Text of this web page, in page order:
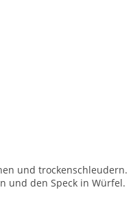
und trockenschleudern.
und den Speck in Würfel.